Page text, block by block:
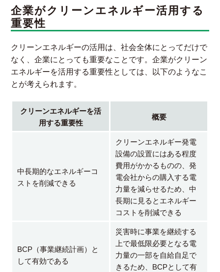
企業がクリーンエネルギー活用する
重要性
クリーンエネルギーの活用は、社会全体にとってだけで
なく、企業にとっても重要なことです。企業がクリーン
エネルギーを活用する重要性としては、以下のようなこ
とが考えられます。
クリーンエネルギーを活
用する重要性
概要
中長期的なエネルギーコ
ストを削減できる
クリーンエネルギー発電
設備の設置にはある程度
費用がかかるものの、発
電会社からの購入する電
力量を減らせるため、中
長期に見るとエネルギー
コストを削減できる
BCP（事業継続計画）と
して有効である
災害時に事業を継続する
上で最低限必要となる電
力量の一部を自給自足で
きるため、BCPとして有